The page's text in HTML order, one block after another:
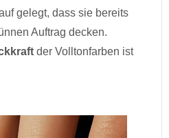
gelegt, dass sie bereits
Auftrag decken.
der Volltonfarben ist